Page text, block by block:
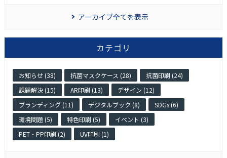
アーカイブ全てを表示
カテゴリ
お知らせ (38) 抗菌マスクケース (28)
抗菌印刷 (24)
課題解決 (15)
AR印刷 (13)
デザイン (12)
ブランディング (11)
デジタルブック (8)
SDGs (6)
環境問題 (5)
特色印刷 (5)
イベント (3)
PET・PP印刷 (2)
UV印刷 (1)